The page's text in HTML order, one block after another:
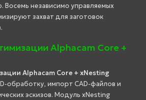
независимо управляемых
захват для заготовок
Alphacam Core +
Alphacam Core + xNesting
обработку, импорт CAD-файлов и
эскизов. Модуль xNesting